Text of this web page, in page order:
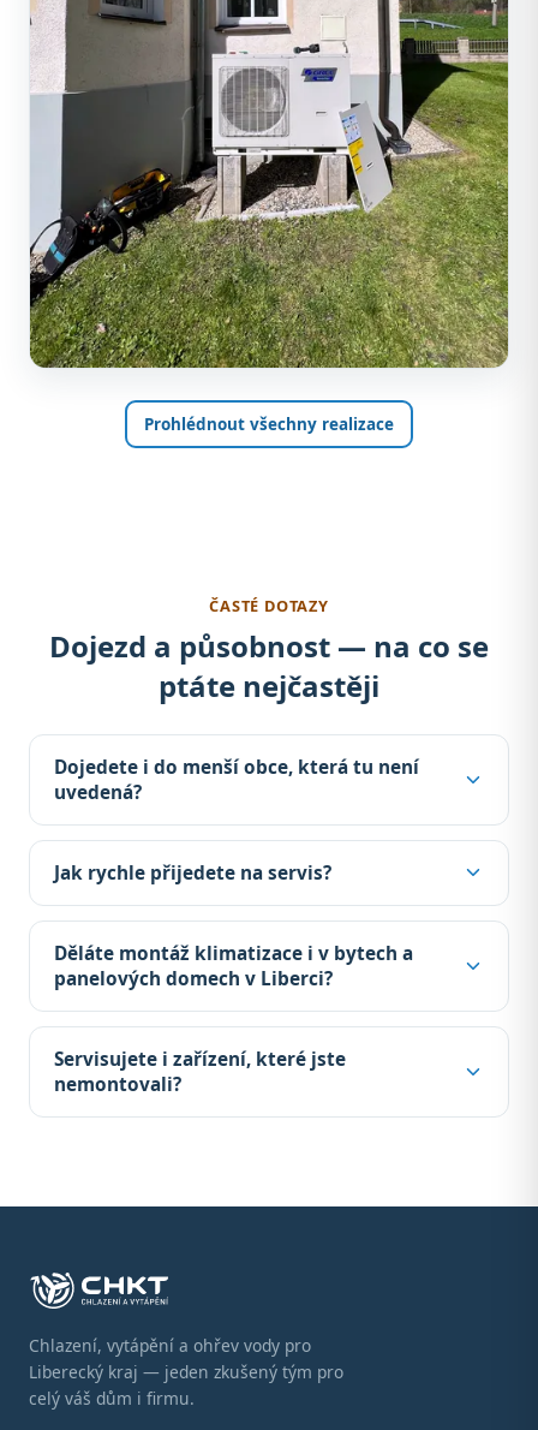
Prohlédnout všechny realizace
ČASTÉ DOTAZY
Dojezd a působnost — na co se
ptáte nejčastěji
Dojedete i do menší obce, která tu není
uvedená?
Jak rychle přijedete na servis?
Děláte montáž klimatizace i v bytech a
panelových domech v Liberci?
Servisujete i zařízení, které jste
nemontovali?
Chlazení, vytápění a ohřev vody pro
Liberecký kraj — jeden zkušený tým pro
celý váš dům i firmu.